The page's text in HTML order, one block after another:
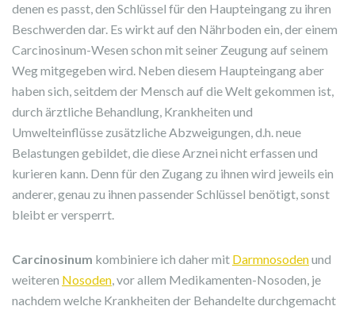
denen es passt, den Schlüssel für den Haupteingang zu ihren
Beschwerden dar. Es wirkt auf den Nährboden ein, der einem
Carcinosinum-Wesen schon mit seiner Zeugung auf seinem
Weg mitgegeben wird. Neben diesem Haupteingang aber
haben sich, seitdem der Mensch auf die Welt gekommen ist,
durch ärztliche Behandlung, Krankheiten und
Umwelteinflüsse zusätzliche Abzweigungen, d.h. neue
Belastungen gebildet, die diese Arznei nicht erfassen und
kurieren kann. Denn für den Zugang zu ihnen wird jeweils ein
anderer, genau zu ihnen passender Schlüssel benötigt, sonst
bleibt er versperrt.
Carcinosinum kombiniere ich daher mit Darmnosodenund
weiteren Nosoden, vor allem Medikamenten-Nosoden, je
nachdem welche Krankheiten der Behandelte durchgemacht